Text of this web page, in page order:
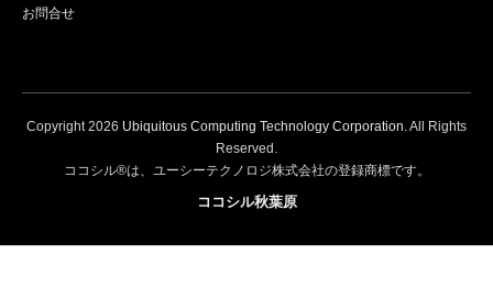
お問合せ
Copyright2026 Ubiquitous Computing Technology Corporation. All Rights
Reserved.
ココシル®は、ユーシーテクノロジ株式会社の登録商標です。
ココシル秋葉原